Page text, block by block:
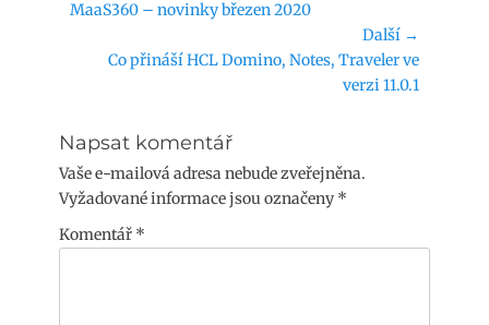
pro
Předchozí
MaaS360 – novinky březen 2020
Další →
Následující
Co přináší HCL Domino, Notes, Traveler ve
verzi 11.0.1
Napsat komentář
Vaše e-mailová adresa nebude zveřejněna.
Vyžadované informace jsou označeny *
Komentář *